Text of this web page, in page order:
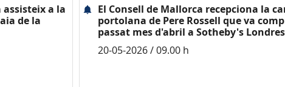
assisteix a la
de la
El Consell de Mallorca recepciona la
portolana de Pere Rossell que va
passat mes d'abril a Sotheby's Londres
20-05-2026 / 09.00 h